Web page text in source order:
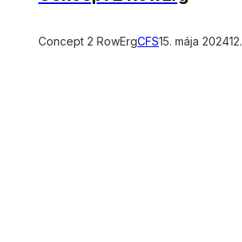
Concept 2 RowErgCFS15. mája 2024